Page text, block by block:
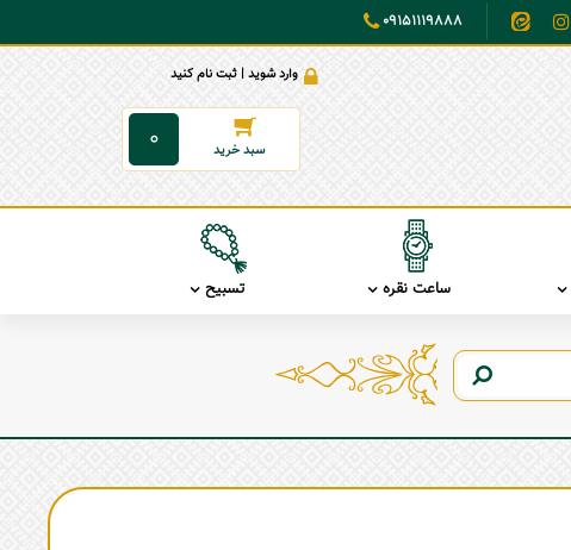
09151119888
وارد شوید | ثبت نام کنید
0
ساعت نقره تسبیح